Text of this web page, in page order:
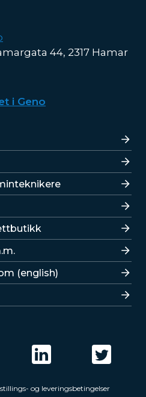
44, 2317 Hamar
i Geno
(english)
og leveringsbetingelser